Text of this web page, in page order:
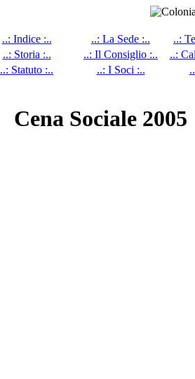
..: Indice :.. ..: La Sede :..
..:
..: Storia :..
..: Il Consiglio :..
..:
..: Statuto :..
..: I Soci :..
Cena Sociale 2005